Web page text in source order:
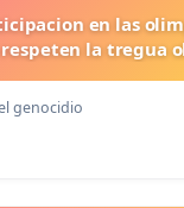
en las
la tregua
genocidio